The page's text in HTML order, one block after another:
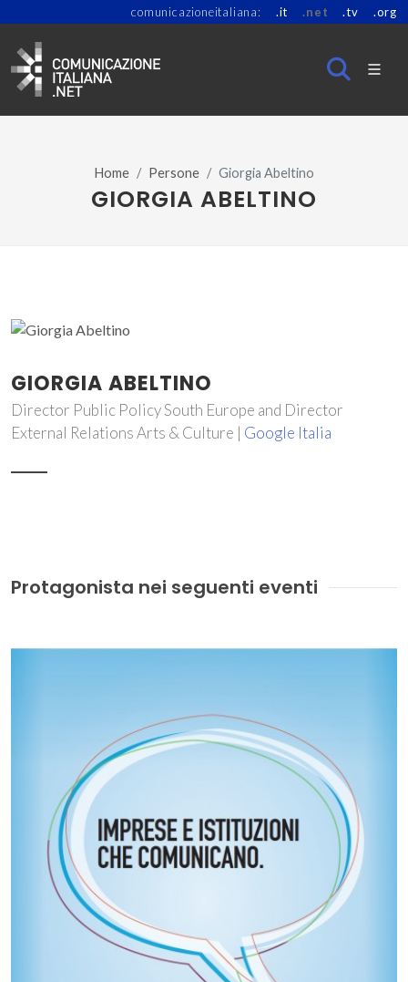
comunicazioneitaliana: .it .net .tv .org
Home Persone Giorgia Abeltino
GIORGIA ABELTINO
GIORGIA ABELTINO
Director Public Policy South Europe and Director
External Relations Arts & Culture | Google Italia
Protagonista nei seguenti eventi